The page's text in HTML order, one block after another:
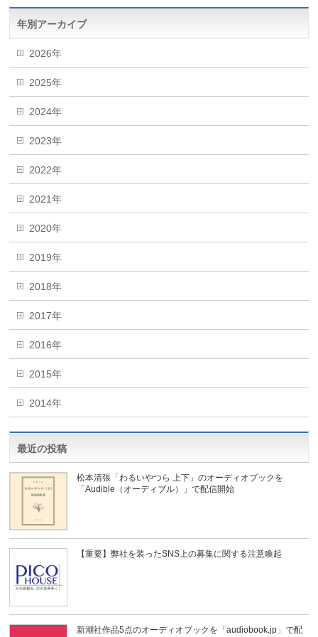
年別アーカイブ
2026年
2025年
2024年
2023年
2022年
2021年
2020年
2019年
2018年
2017年
2016年
2015年
2014年
最近の投稿
松本清張「わるいやつら 上下」のオーディオブックを
「Audible（オーディブル）」で配信開始
【重要】弊社を装ったSNS上の募集に関する注意喚起
新潮社作品5点のオーディオブックを「audiobook.jp」で配